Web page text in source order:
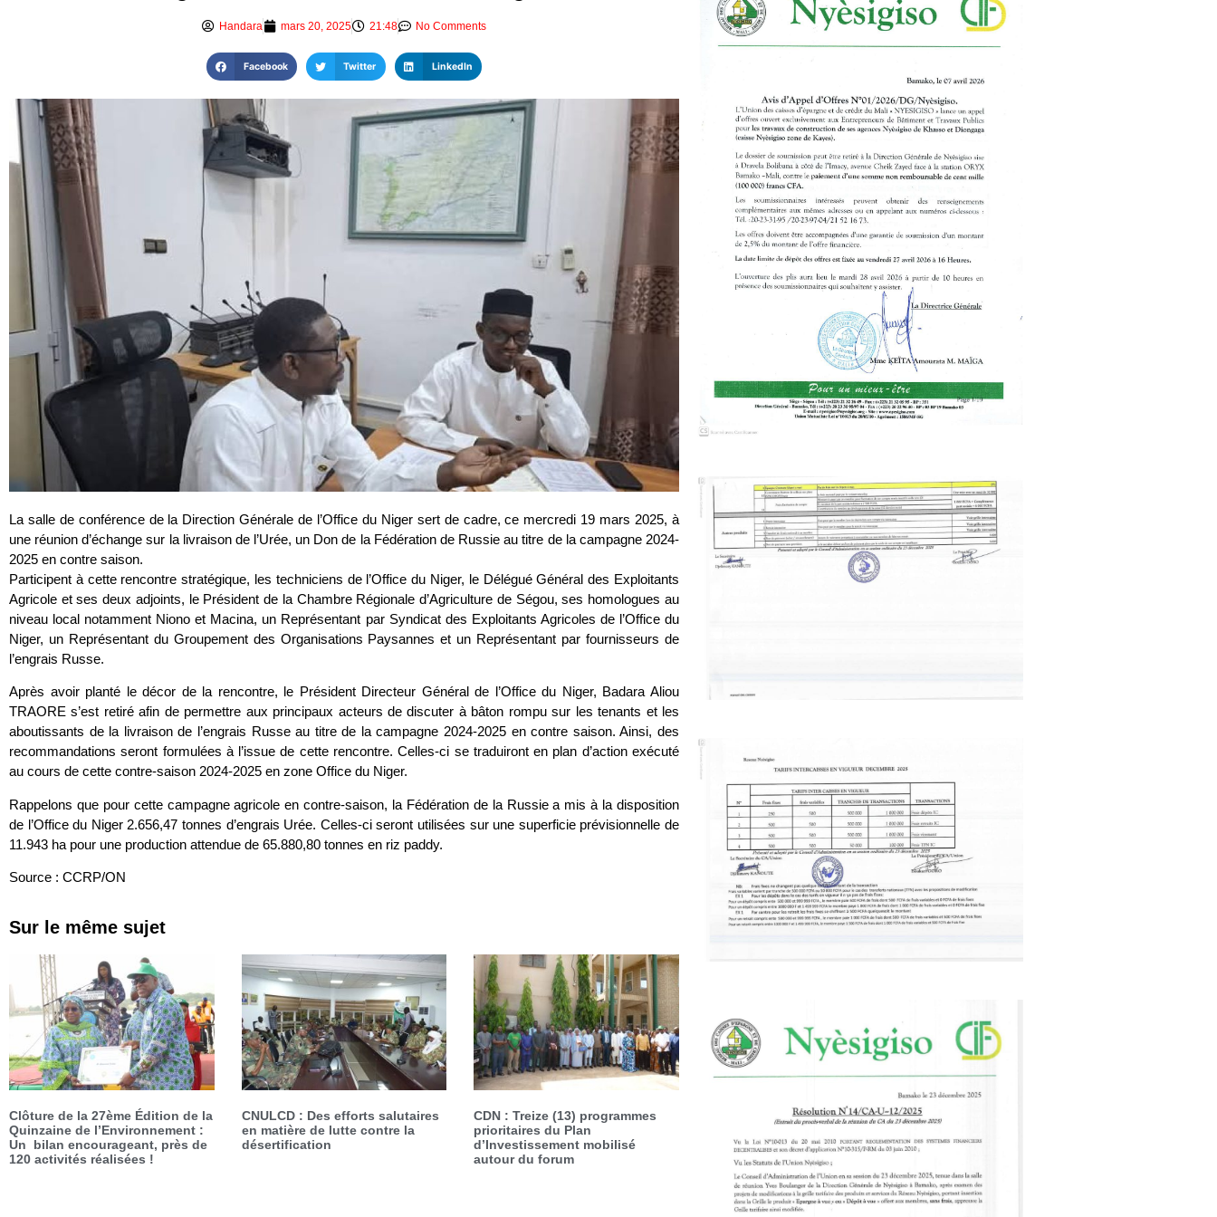
Handara mars 20, 2025 21:48 No Comments
Facebook Twitter LinkedIn
La salle de conférence de la Direction Générale de l’Office du Niger sert de cadre, ce mercredi 19 mars 2025, à
une réunion d’échange sur la livraison de l’Urée, un Don de la Fédération de Russie au titre de la campagne 2024-
2025 en contre saison.
Participent à cette rencontre stratégique, les techniciens de l’Office du Niger, le Délégué Général des Exploitants
Agricole et ses deux adjoints, le Président de la Chambre Régionale d’Agriculture de Ségou, ses homologues au
niveau local notamment Niono et Macina, un Représentant par Syndicat des Exploitants Agricoles de l’Office du
Niger, un Représentant du Groupement des Organisations Paysannes et un Représentant par fournisseurs de
l’engrais Russe.
Après avoir planté le décor de la rencontre, le Président Directeur Général de l’Office du Niger, Badara Aliou
TRAORE s’est retiré afin de permettre aux principaux acteurs de discuter à bâton rompu sur les tenants et les
aboutissants de la livraison de l’engrais Russe au titre de la campagne 2024-2025 en contre saison. Ainsi, des
recommandations seront formulées à l’issue de cette rencontre. Celles-ci se traduiront en plan d’action exécuté
au cours de cette contre-saison 2024-2025 en zone Office du Niger.
Rappelons que pour cette campagne agricole en contre-saison, la Fédération de la Russie a mis à la disposition
de l’Office du Niger 2.656,47 tonnes d’engrais Urée. Celles-ci seront utilisées sur une superficie prévisionnelle de
11.943 ha pour une production attendue de 65.880,80 tonnes en riz paddy.
Source : CCRP/ON
Sur le même sujet
Clôture de la 27ème Édition de la
Quinzaine de l’Environnement :
Un bilan encourageant, près de
120 activités réalisées !
CNULCD : Des efforts salutaires
en matière de lutte contre la
désertification
CDN : Treize (13) programmes
prioritaires du Plan
d’Investissement mobilisé
autour du forum